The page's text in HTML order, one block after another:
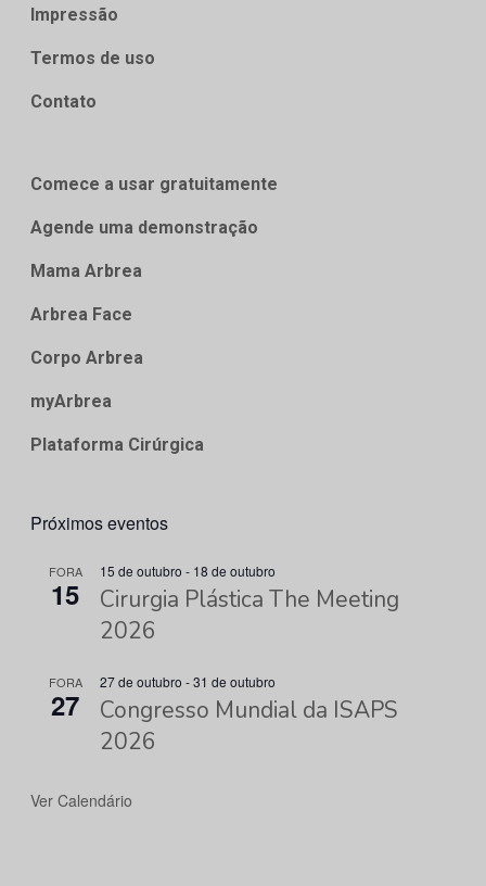
Impressão
Termos de uso
Contato
Comece a usar gratuitamente
Agende uma demonstração
Mama Arbrea
Arbrea Face
Corpo Arbrea
myArbrea
Plataforma Cirúrgica
Próximos eventos
FORA
15
15 de outubro - 18 de outubro
Cirurgia Plástica The Meeting
2026
FORA
27
27 de outubro -31 de outubro
Congresso Mundial da ISAPS
2026
Ver Calendário